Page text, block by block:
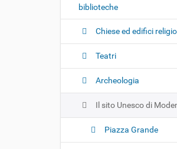
biblioteche
Chiese ed edifici
Teatri
Archeologia
Il sito Unesco di
Piazza Grande